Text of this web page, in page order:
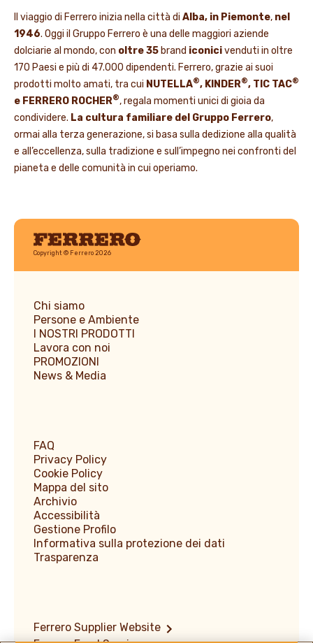
Il viaggio di Ferrero inizia nella città di Alba, in Piemonte, nel
1946. Oggi il Gruppo Ferrero è una delle maggiori aziende
dolciarie al mondo, con oltre 35 brand iconicivenduti in oltre
170 Paesi e più di 47.000 dipendenti. Ferrero, grazie ai suoi
prodotti molto amati, tra cui NUTELLA®, KINDER®, TIC TAC®
e FERRERO ROCHER®, regala momenti unici di gioia da
condividere. La cultura familiare del Gruppo Ferrero,
ormai alla terza generazione, si basa sulla dedizione alla qualità
e all’eccellenza, sulla tradizione e sull’impegno nei confronti del
pianeta e delle comunità in cui operiamo.
Ferrero
Copyright © Ferrero 2026
Chi siamo
Persone e Ambiente
I NOSTRI PRODOTTI
Lavora con noi
PROMOZIONI
News & Media
FAQ
Privacy Policy
Cookie Policy
Mappa del sito
Archivio
Accessibilità
Gestione Profilo
Informativa sulla protezione dei dati
Trasparenza
Ferrero Supplier Website